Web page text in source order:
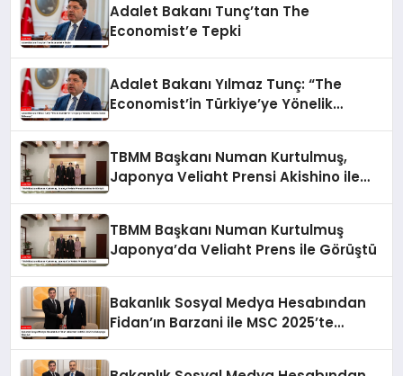
Adalet Bakanı Tunç’tan The
Economist’e Tepki
Adalet Bakanı Yılmaz Tunç: “The
Economist’in Türkiye’ye Yönelik
TBMM Başkanı Numan Kurtulmuş,
Japonya Veliaht Prensi Akishino ile
TBMM Başkanı Numan Kurtulmuş
Japonya’da Veliaht Prens ile Görüştü
Bakanlık Sosyal Medya Hesabından
Fidan’ın Barzani ile MSC 2025’te